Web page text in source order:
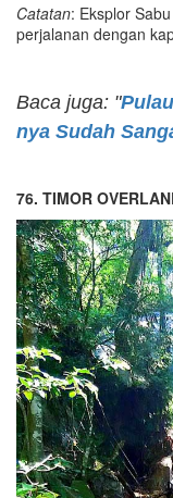
Catatan: Eksplor
perjalanan dengan
Baca juga: "
nya Sudah
76. TIMOR